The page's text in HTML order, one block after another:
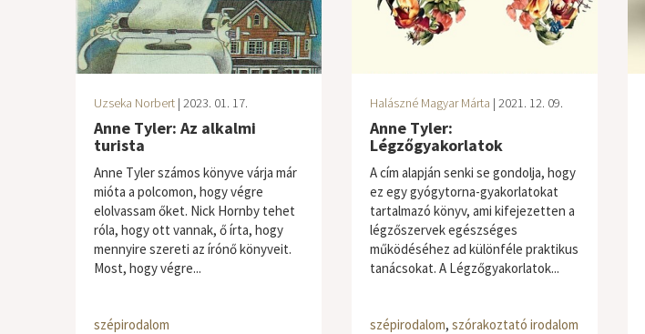
Uzseka Norbert| 2023. 01. 17.
Anne Tyler: Az alkalmi
turista
Anne Tyler számos könyve várja már
mióta a polcomon, hogy végre
elolvassam őket. Nick Hornby tehet
róla, hogy ott vannak, ő írta, hogy
mennyire szereti az írónő könyveit.
Most, hogy végre...
szépirodalom
Halászné Magyar Márta | 2021. 12. 09.
Anne Tyler:
Légzőgyakorlatok
A cím alapján senki se gondolja, hogy
ez egy gyógytorna-gyakorlatokat
tartalmazó könyv, ami kifejezetten a
légzőszervek egészséges
működéséhez ad különféle praktikus
tanácsokat. A Légzőgyakorlatok...
szépirodalom, szórakoztató irodalom